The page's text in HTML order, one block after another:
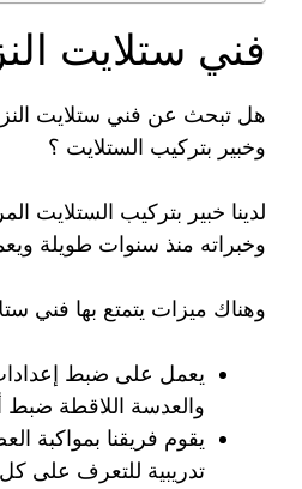
فني ستلايت
هل تبحث عن فني ستلايت
وخبير بتركيب الستلايت ؟
لدينا خبير بتركيب الستلايت
وخبراته منذ سنوات طويلة
وهناك ميزات يتمتع بها فني
يعمل على ضبط
والعدسة اللاقطة ضبط
يقوم فريقنا بمواكبة
تدريبية للتعرف على